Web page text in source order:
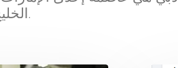
الخليج العربي في شبه الجزيرة العربية.